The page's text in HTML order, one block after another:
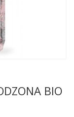
BIO